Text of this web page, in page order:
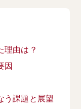
理由は？
因
う課題と展望